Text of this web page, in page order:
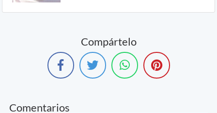
Compártelo
Comentarios